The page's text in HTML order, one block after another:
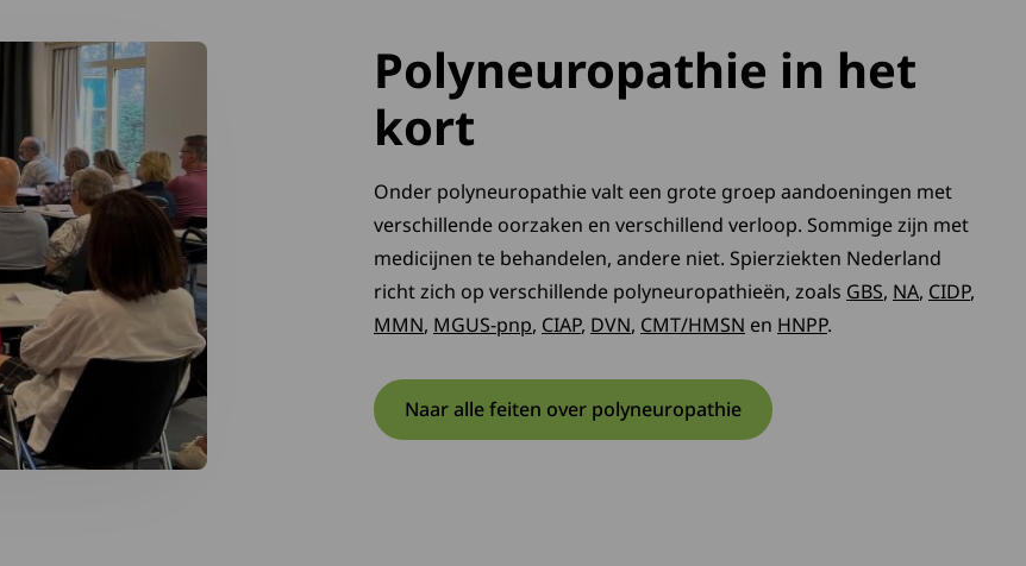
Polyneuropathie in het
kort
Onder polyneuropathie valt een grote groep aandoeningen met
verschillende oorzaken en verschillend verloop. Sommige zijn met
medicijnen te behandelen, andere niet. Spierziekten Nederland
richt zich op verschillende polyneuropathieën, zoals GBS, NA, CIDP,
MMN, MGUS-pnp, CIAP, DVN, CMT/HMSN en HNPP.
Naar alle feiten over polyneuropathie